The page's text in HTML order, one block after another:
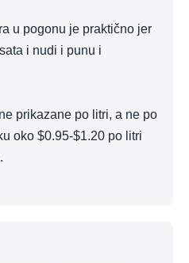
u pogonu je praktično jer
i nudi i punu i
prikazane po litri, a ne po
oko $0.95-$1.20 po litri